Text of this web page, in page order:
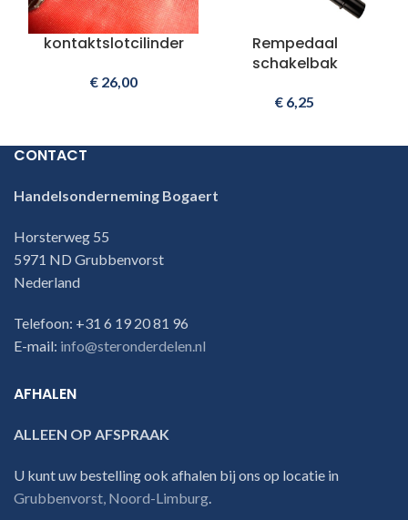
kontaktslotcilinder
€26,00
Rempedaal
schakelbak
€ 6,25
CONTACT
Handelsonderneming Bogaert
Horsterweg 55
5971 ND Grubbenvorst
Nederland
Telefoon: +31 6 19 20 81 96
E-mail: info@steronderdelen.nl
AFHALEN
ALLEEN OP AFSPRAAK
U kunt uw bestelling ook afhalen bij ons op locatie in
Grubbenvorst, Noord-Limburg.